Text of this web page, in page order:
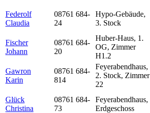
Federolf
Claudia
08761 684-
24
Hypo-Gebäude,
3. Stock
Fischer
Johann
08761 684-
20
Huber-Haus, 1.
OG, Zimmer
H1.2
Gawron
Karin
08761 684-
814
Feyerabendhaus,
2. Stock, Zimmer
22
Glück
Christina
08761 684-
73
Feyerabendhaus,
Erdgeschoss